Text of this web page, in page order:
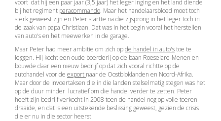
voort dat hij een paar jaar (3,5 jaar) het leger inging en het land diende
bij het regiment paracommando. Maar het handelaarsbloed moet toch
sterk geweest zijn en Peter startte na die zijsprong in het leger toch in
de zaak van papa Christiaan. Dat was in het begin vooral het herstellen
van auto's en het meewerken in de garage.
Maar Peter had meer ambitie om zich opde handel in auto'stoe te
leggen. Hij kocht een oude boerderij op de baan Roeselare-Menen en
bouwde daar een nieuw bedrijf op dat zich vooral richtte op de
autohandel voor de export naar de Oostbloklanden en Noord-Afrika.
Maar door de invoertaksen die in die landen stelselmatig stegen was het
op de duur minder lucratief om die handel verder te zetten. Peter
heeft zijn bedrijf verkocht in 2008 toen de handel nog op volle toeren
draaide, en dat is een uitstekende beslissing geweest, gezien de crisis
die er nu in die sector heerst.